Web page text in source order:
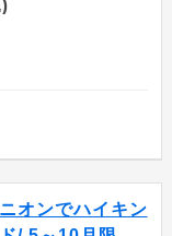
オンでハイキン